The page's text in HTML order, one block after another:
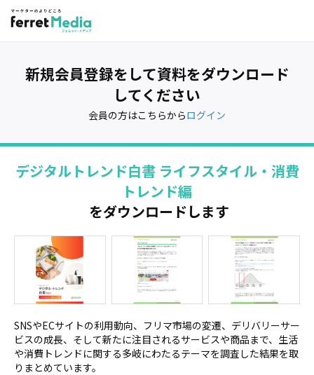
新規会員登録をして資料をダウンロード
してください
会員の方はこちらからログイン
デジタルトレンド白書 ライフスタイル・消費
トレンド編
をダウンロードします
SNSやECサイトの利用動向、フリマ市場の変遷、デリバリーサー
ビスの成長、そして新たに注目されるサービスや商品まで、生活
や消費トレンドに関する多岐にわたるテーマを調査した結果を取
りまとめています。